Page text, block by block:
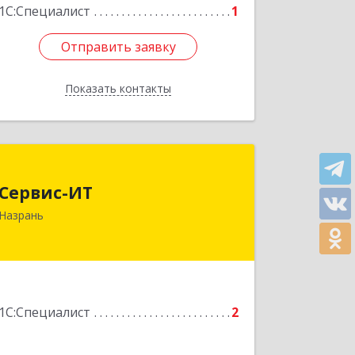
1С:Специалист
1
Отправить заявку
Показать контакты
Отправить заявку
Назад
Сервис-ИТ
Назрань
1С:Специалист 2
386102, Ингушетия Респ, Назрань г,
Центральный округ тер, Московская